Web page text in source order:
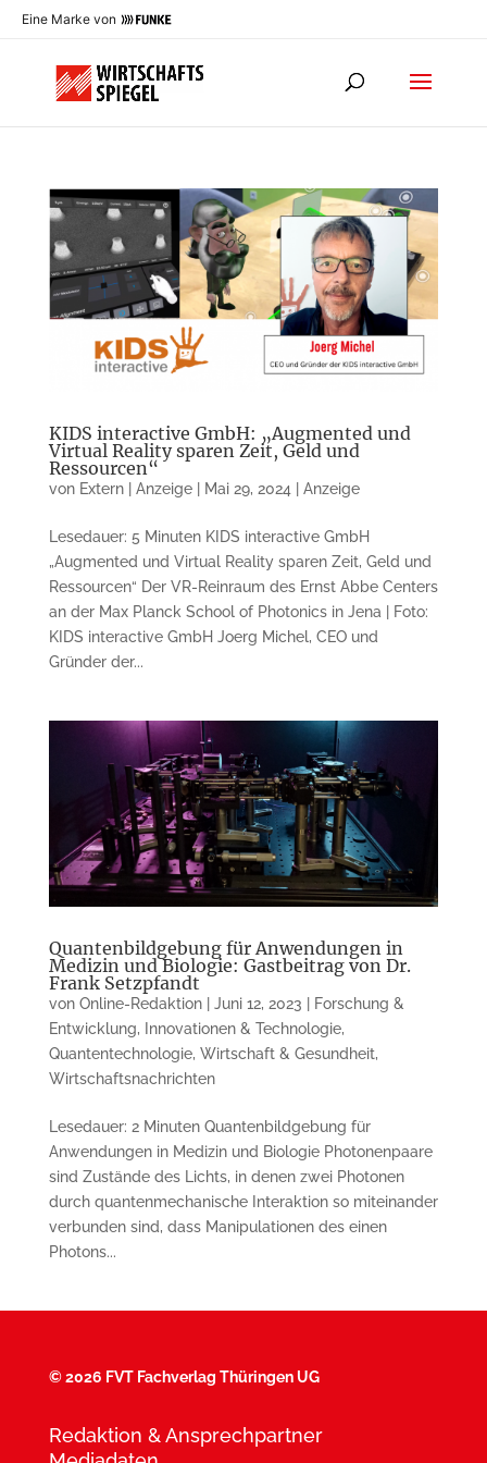
Eine Marke von
KIDS interactive GmbH: „Augmented und
Virtual Reality sparen Zeit, Geld und
Ressourcen“
von Extern | Anzeige| Mai 29, 2024| Anzeige
Lesedauer: 5 Minuten KIDS interactive GmbH
„Augmented und Virtual Reality sparen Zeit, Geld und
Ressourcen“ Der VR-Reinraum des Ernst Abbe Centers
an der Max Planck School of Photonics in Jena | Foto:
KIDS interactive GmbH Joerg Michel, CEO und
Gründer der...
Quantenbildgebung für Anwendungen in
Medizin und Biologie: Gastbeitrag von Dr.
Frank Setzpfandt
von Online-Redaktion| Juni 12, 2023
Forschung &
Entwicklung, Innovationen & Technologie,
Quantentechnologie, Wirtschaft & Gesundheit,
Wirtschaftsnachrichten
Lesedauer: 2 Minuten Quantenbildgebung für
Anwendungen in Me­di­zin und Biologie Photonenpaare
sind Zustände des Lichts, in denen zwei Pho­to­nen
durch quantenmechanische Inter­aktion so miteinander
verbunden sind, dass Manipulationen des ei­nen
Photons...
©2026 FVT Fachverlag Thüringen UG
Redaktion & Ansprechpartner